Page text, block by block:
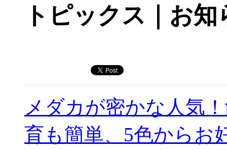
トピックス｜お知
メダカが密かな人気
育も簡単、5色からお